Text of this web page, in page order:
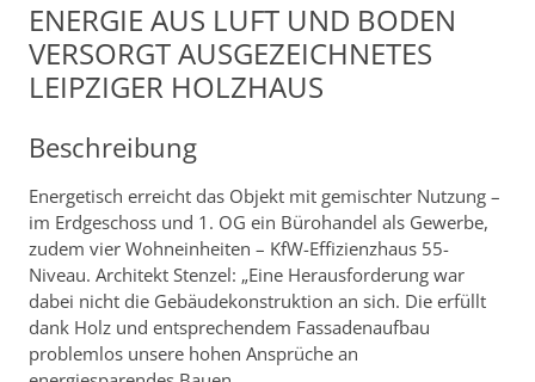
ENERGIE AUS LUFT UND BODEN
VERSORGT AUSGEZEICHNETES
LEIPZIGER HOLZHAUS
Beschreibung
Energetisch erreicht das Objekt mit gemischter Nutzung –
im Erdgeschoss und 1. OG ein Bürohandel als Gewerbe,
zudem vier Wohneinheiten – KfW-Effizienzhaus 55-
Niveau. Architekt Stenzel: „Eine Herausforderung war
dabei nicht die Gebäudekonstruktion an sich. Die erfüllt
dank Holz und entsprechendem Fassadenaufbau
problemlos unsere hohen Ansprüche an